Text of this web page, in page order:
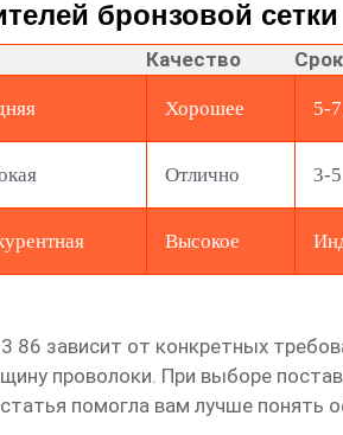
бронзовой сетки
Качество
Хорошее 5-
Отлично 3-
Высокое
86 зависит от конкретных
проволоки. При выборе
помогла вам лучше